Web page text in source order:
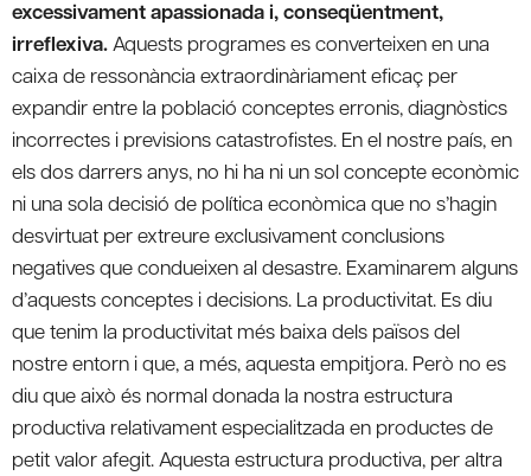
excessivament apassionada i, conseqüentment,
irreflexiva. Aquests programes es converteixen en una
caixa de ressonància extraordinàriament eficaç per
expandir entre la població conceptes erronis, diagnòstics
incorrectes i previsions catastrofistes. En el nostre país, en
els dos darrers anys, no hi ha ni un sol concepte econòmic
ni una sola decisió de política econòmica que no s’hagin
desvirtuat per extreure exclusivament conclusions
negatives que condueixen al desastre. Examinarem alguns
d’aquests conceptes i decisions. La productivitat. Es diu
que tenim la productivitat més baixa dels països del
nostre entorn i que, a més, aquesta empitjora. Però no es
diu que això és normal donada la nostra estructura
productiva relativament especialitzada en productes de
petit valor afegit. Aquesta estructura productiva, per altra